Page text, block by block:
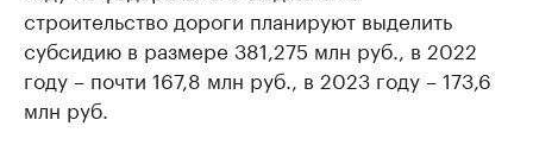
строительство дороги планируют выделить
субсидию в размере 381,275 млн руб., в 2022
году – почти 167,8 млн руб., в 2023 году – 173,6
млн руб.